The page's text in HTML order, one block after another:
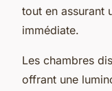
tout en assurant
immédiate.
Les chambres
offrant une